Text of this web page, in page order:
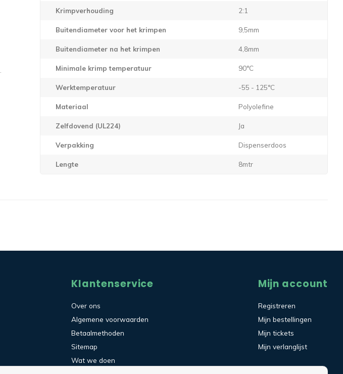
Krimpverhouding 2:1
Buitendiameter voor het krimpen 9,5mm
Buitendiameter na het krimpen 4,8mm
Minimale krimp temperatuur 90°C
Werktemperatuur -55 - 125°C
Materiaal Polyolefine
Zelfdovend (UL224) Ja
Verpakking Dispenserdoos
Lengte 8mtr
Klantenservice
Over ons
Algemene voorwaarden
Betaalmethoden
Sitemap
Wat we doen
Mijn account
Registreren
Mijn bestellingen
Mijn tickets
Mijn verlanglijst